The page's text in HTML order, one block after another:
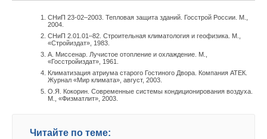
СНиП 23-02–2003. Тепловая защита зданий. Госстрой России. М.,
2004.
СНиП 2.01.01–82. Строительная климатология и геофизика. М.,
«Стройиздат», 1983.
А. Миссенар. Лучистое отопление и охлаждение. М.,
«Госстройиздат», 1961.
Климатизация атриума старого Гостиного Двора. Компания АТЕК.
Журнал «Мир климата», август, 2003.
О.Я. Кокорин. Современные системы кондиционирования воздуха.
М., «Физматлит», 2003.
Читайте по теме: